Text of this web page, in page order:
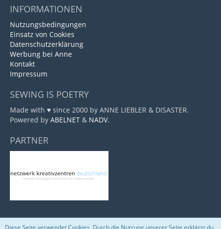
INFORMATIONEN
Nutzungsbedingungen
Einsatz von Cookies
Datenschutzerklärung
Werbung bei Anne
Kontakt
Impressum
SEWING IS POETRY
Made with ♥ since 2000 by ANNE LIEBLER & DISASTER.
Powered by ABELNET & NADV.
PARTNER
Diese Seite verwendet Cookies. Durch die Nutzung unserer Seite erklärst du